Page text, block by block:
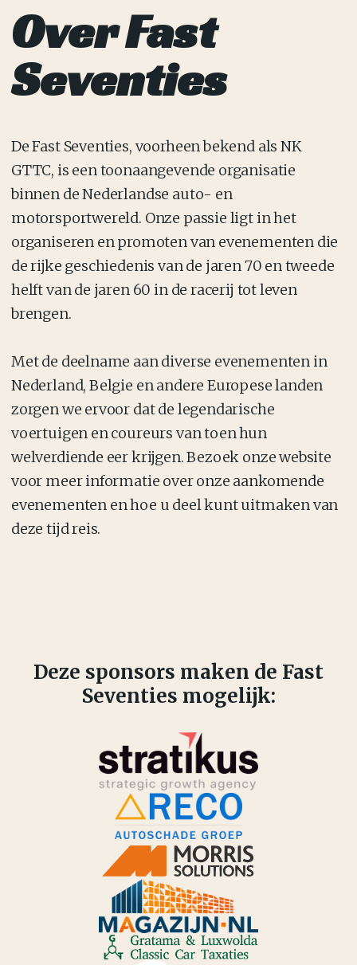
Over Fast
Seventies
De Fast Seventies, voorheen bekend als NK
GTTC, is een toonaangevende organisatie
binnen de Nederlandse auto- en
motorsportwereld. Onze passie ligt in het
organiseren en promoten van evenementen die
de rijke geschiedenis van de jaren 70 en tweede
helft van de jaren 60 in de racerij tot leven
brengen.
Met de deelname aan diverse evenementen in
Nederland, Belgie en andere Europese landen
zorgen we ervoor dat de legendarische
voertuigen en coureurs van toen hun
welverdiende eer krijgen. Bezoek onze website
voor meer informatie over onze aankomende
evenementen en hoe u deel kunt uitmaken van
deze tijd reis.
Deze sponsors maken de Fast
Seventies mogelijk: